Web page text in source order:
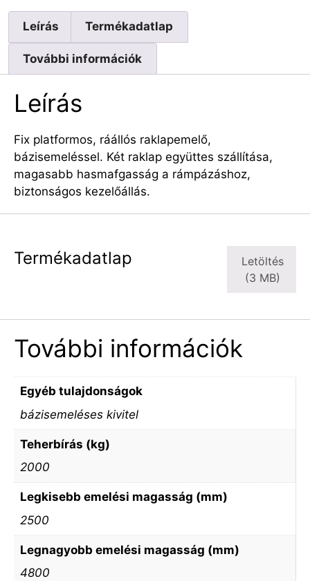
Leírás Termékadatlap
További információk
Leírás
Fix platformos, ráállós raklapemelő,
bázisemeléssel. Két raklap együttes szállítása,
magasabb hasmafgasság a rámpázáshoz,
biztonságos kezelőállás.
Termékadatlap
Letöltés
(3 MB)
További információk
Egyéb tulajdonságok
bázisemeléses kivitel
Teherbírás (kg)
2000
Legkisebb emelési magasság (mm)
2500
Legnagyobb emelési magasság (mm)
4800